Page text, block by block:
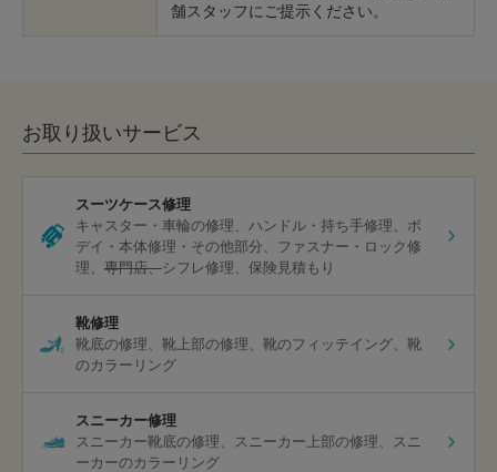
舗スタッフにご提示ください。
お取り扱いサービス
スーツケース修理
キャスター・車輪の修理
ハンドル・持ち手修理
ボ
デイ・本体修理・その他部分
ファスナー・ロック修
理
専門店 シフレ修理 保険見積もり
靴修理
靴底の修理
靴上部の修理 靴のフィッテイング
靴
のカラーリング
スニーカー修理
スニーカー靴底の修理
スニーカー上部の修理
スニ
ーカーのカラーリング